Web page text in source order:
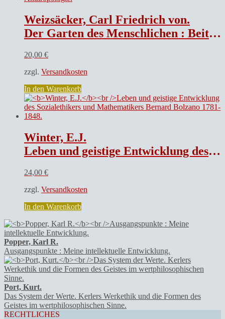
Weizsäcker, Carl Friedrich von.
Der Garten des Menschlichen : Beiträge zur geschichtlichen Anthropologie.
20,00 €
zzgl. Versandkosten
In den Warenkorb
Winter, E.J.
Leben und geistige Entwicklung des Sozialethikers und Mathematikers Bernard Bolzano 1781-1848.
24,00 €
zzgl. Versandkosten
In den Warenkorb
Popper, Karl R.
Ausgangspunkte : Meine intellektuelle Entwicklung.
Port, Kurt.
Das System der Werte. Kerlers Werkethik und die Formen des
Geistes im wertphilosophischen Sinne.
RECHTLICHES